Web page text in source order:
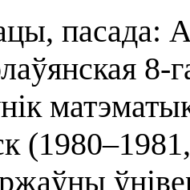
пасада: